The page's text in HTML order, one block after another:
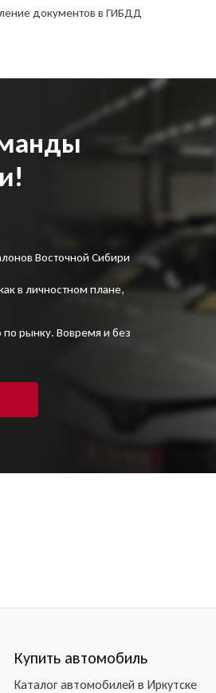
документов в ГИБДД
Восточной Сибири
в личностном плане,
по рынку. Вовремя и без
Купить автомобиль
Каталог автомобилей в Иркутске